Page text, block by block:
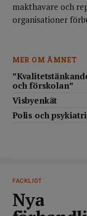
makthavare och
organisationer
MER OM ÄMNET
och förskolan”
Visbyenkät
Polis och
FACKLIGT
Nya